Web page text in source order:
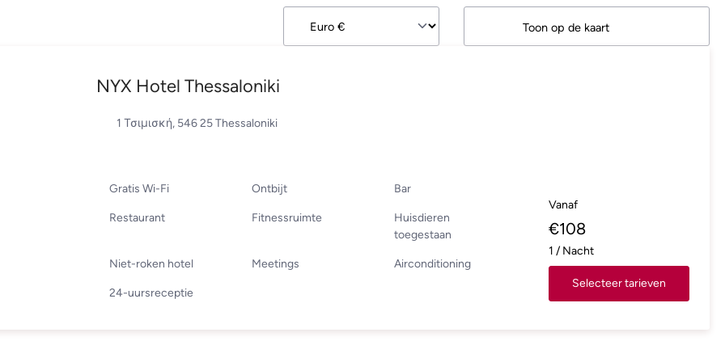
Toon op de kaart
NYX Hotel Thessaloniki
1 Τσιμισκή, 546 25 Thessaloniki
Gratis Wi-Fi Ontbijt Bar
Restaurant Fitnessruimte
Huisdieren
toegestaan
Niet-roken hotel Meetings Airconditioning
24-uursreceptie
Vanaf
€108
1 / Nacht
Selecteer tarieven